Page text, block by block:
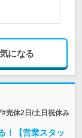
気になる
完休2日/土日祝休み
！【営業スタッ